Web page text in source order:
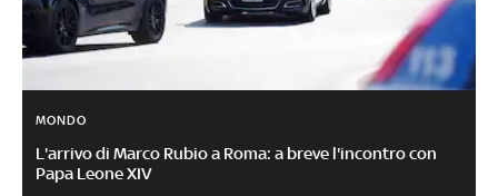
MONDO
L'arrivo di Marco Rubio a Roma: a breve l'incontro con
Papa Leone XIV